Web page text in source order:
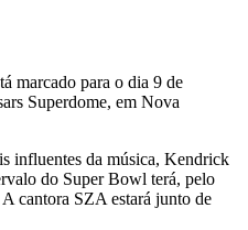
marcado para o dia 9 de
Superdome, em Nova
influentes da música, Kendrick
do Super Bowl terá, pelo
cantora SZA estará junto de